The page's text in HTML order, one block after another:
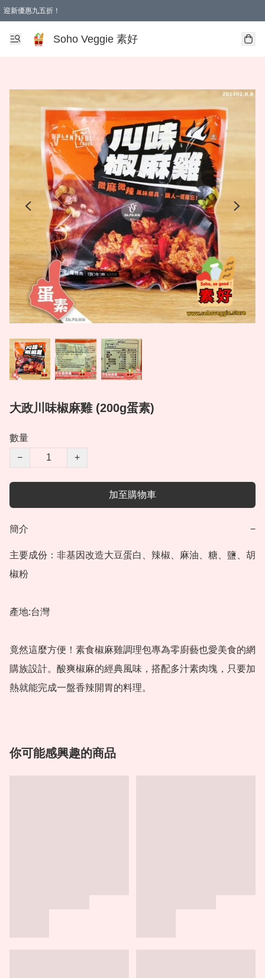
迎新優惠九五折！
Soho Veggie 素好
大政川味椒麻雞 (200g蛋素)
數量
−
+
加至購物車
簡介 −
主要成份：非基因改造大豆蛋白、辣椒、麻油、糖、鹽、胡
椒粉
產地:台灣
竟然這麼方便！素食椒麻雞調理包專為零廚藝也愛美食的網
購族設計。酸爽椒麻的經典風味，搭配多汁素肉塊，只要加
熱就能完成一盤香辣開胃的料理。
你可能感興趣的商品